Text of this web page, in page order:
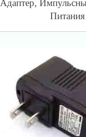
Адаптер,
Питания